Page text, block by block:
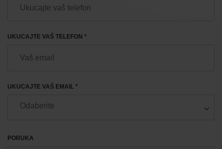
UKUCAJTE VAŠ TELEFON *
UKUCAJTE VAŠ EMAIL *
PORUKA